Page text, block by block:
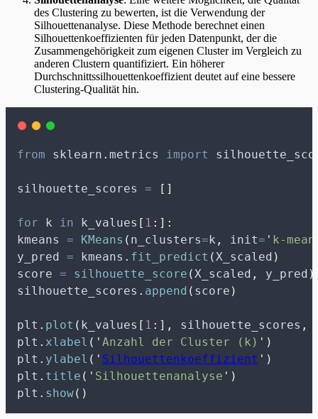
des Clustering zu bewerten, ist die Verwendung der
Silhouettenanalyse. Diese Methode berechnet einen
Silhouettenkoeffizienten für jeden Datenpunkt, der die
Zusammengehörigkeit zum eigenen Cluster im Vergleich zu
anderen Clustern quantifiziert. Ein höherer
Durchschnittssilhouettenkoeffizient deutet auf eine bessere
Clustering-Qualität hin.
from sklearn . metrics import
silhouette_scores = []
for k in k_values [ 1 :]:
kmeans = KMeans ( n_clusters=k , init= ' k-
y_pred = kmeans . fit_predict (X_scaled )
score = silhouette_score (X_scaled , y_pred )
silhouette_scores . append ( score )
plt . plot ( k_values [ 1 :], silhouette_scores ,
plt . xlabel ( ' Anzahl der Cluster (k) ' )
plt . ylabel ( ' Silhouettenkoeffizient ' )
plt . title ( ' Silhouettenanalyse ' )
plt . show()